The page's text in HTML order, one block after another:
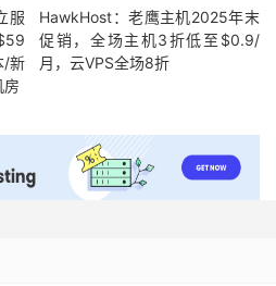
服
/新
房
HawkHost：老鹰主机2025年末
促销，全场主机3折低至$0.9/
月，云VPS全场8折